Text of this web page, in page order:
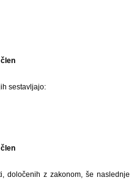
sestavljajo:
določenih z zakonom, še naslednje